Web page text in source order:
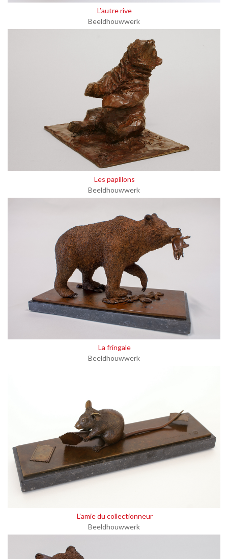
L’autre rive
Beeldhouwwerk
Les papillons
Beeldhouwwerk
La fringale
Beeldhouwwerk
L’amie du collectionneur
Beeldhouwwerk